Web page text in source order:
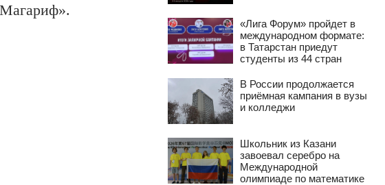
«Лига Форум» пройдет в
международном формате:
в Татарстан приедут
студенты из 44 стран
В России продолжается
приёмная кампания в вузы
и колледжи
Школьник из Казани
завоевал серебро на
Международной
олимпиаде по математике